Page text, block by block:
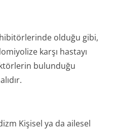
olduğu gibi,
karşı hastayı
bulunduğu
Kişisel ya da ailesel